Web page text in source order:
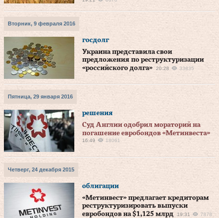
Вторник, 9 февраля 2016
госдолг
Украина представила свои
предложения по реструктуризации
«российского долга»
20:28 33835
Пятница, 29 января 2016
решения
Cуд Англии одобрил мораторий на
погашение евробондов «Метинвеста»
16:49 18061
Четверг, 24 декабря 2015
облигации
«Метинвест» предлагает кредиторам
реструктуризировать выпуски
евробондов на $1,125 млрд
19:31 7878